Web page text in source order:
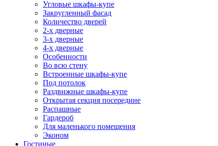
Угловые шкафы-купе
Закругленный фасад
Количество дверей
2-х дверные
3-х дверные
4-х дверные
Особенности
Во всю стену
Встроенные шкафы-купе
Под потолок
Раздвижные шкафы-купе
Открытая секция посередине
Распашные
Гардероб
Для маленького помещения
Эконом
Гостиные